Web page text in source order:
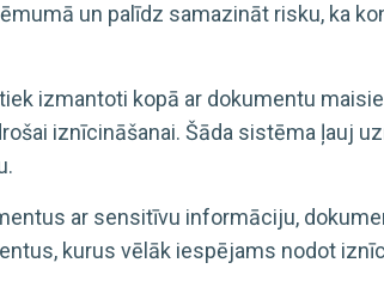
un palīdz samazināt risku, ka
izmantoti kopā ar dokumentu
iznīcināšanai. Šāda sistēma ļauj
ar sensitīvu informāciju,
kurus vēlāk iespējams nodot